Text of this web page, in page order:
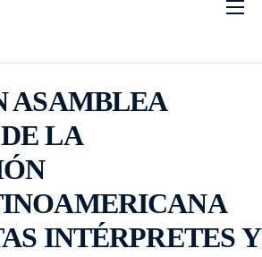
ASAMBLEA
LA
INTÉRPRETES Y